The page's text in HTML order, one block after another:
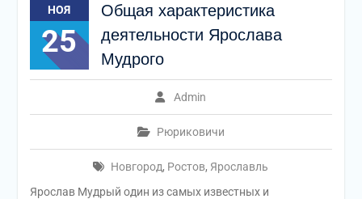
НОЯ
25
Общая характеристика
деятельности Ярослава
Мудрого
Admin
Рюриковичи
Новгород, Ростов, Ярославль
Ярослав Мудрый один из самых известных и